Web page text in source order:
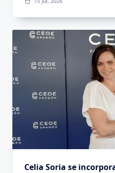
Celia Soria se